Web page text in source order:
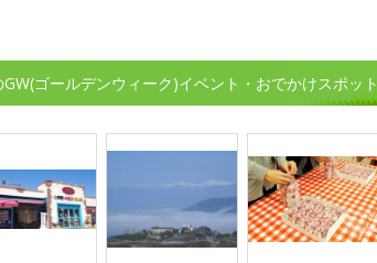
ゴールデンウィーク)イベント・おでかけスポット